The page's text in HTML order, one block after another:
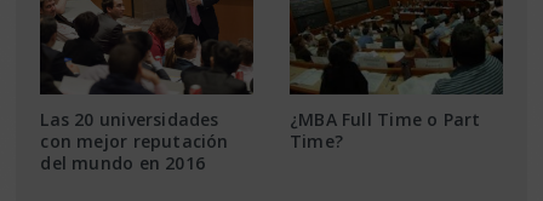
Las 20 universidades
con mejor reputación
del mundo en 2016
¿MBA Full Time o Part
Time?